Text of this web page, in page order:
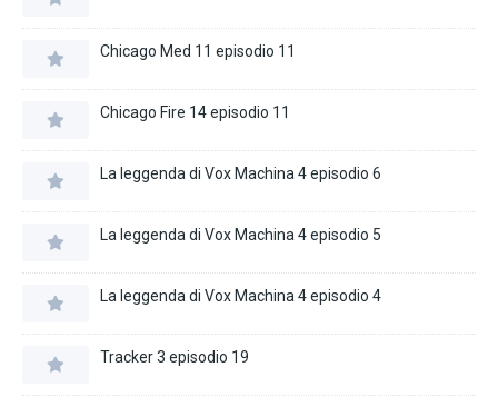
Chicago Med 11 episodio 11
Chicago Fire 14 episodio 11
La leggenda di Vox Machina 4 episodio 6
La leggenda di Vox Machina 4 episodio 5
La leggenda di Vox Machina 4 episodio 4
Tracker 3 episodio 19